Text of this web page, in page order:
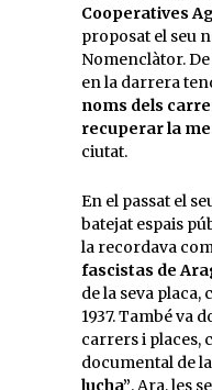
Cooperatives
proposat el seu
Nomenclàtor.
en la darrera
noms dels
recuperar la
ciutat.
En el passat el
batejat espais
la recordava
fascistas de
de la seva placa,
1937. També va
carrers i places,
documental de
lucha”. Ara, les